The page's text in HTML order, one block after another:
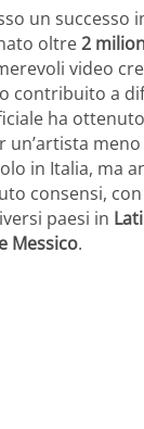
un successo
oltre2
video
contribuito a
ha
in Italia, ma
consensi,
paesi in
Messico.